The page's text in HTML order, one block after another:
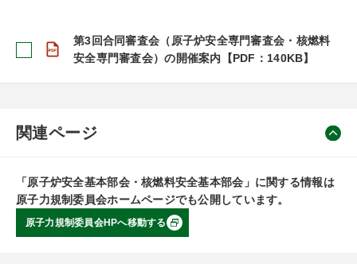
第3回合同審査会（原子炉安全専門審査会・核燃料
安全専門審査会）の開催案内【PDF：140KB】
関連ページ
「原子炉安全基本部会・核燃料安全基本部会」に関する情報は
原子力規制委員会ホームページでも公開しています。
原子力規制委員会HPへ移動する